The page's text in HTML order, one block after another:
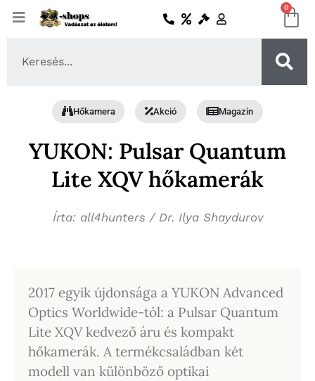
Skip
0
Hőkamera Akció Magazin
YUKON: Pulsar Quantum
Lite XQV hőkamerák
Írta: all4hunters / Dr. Ilya Shaydurov
2017 egyik újdonsága a YUKON Advanced
Optics Worldwide-tól: a Pulsar Quantum
Lite XQV kedvező áru és kompakt
hőkamerák. A termékcsaládban két
modell van különböző optikai